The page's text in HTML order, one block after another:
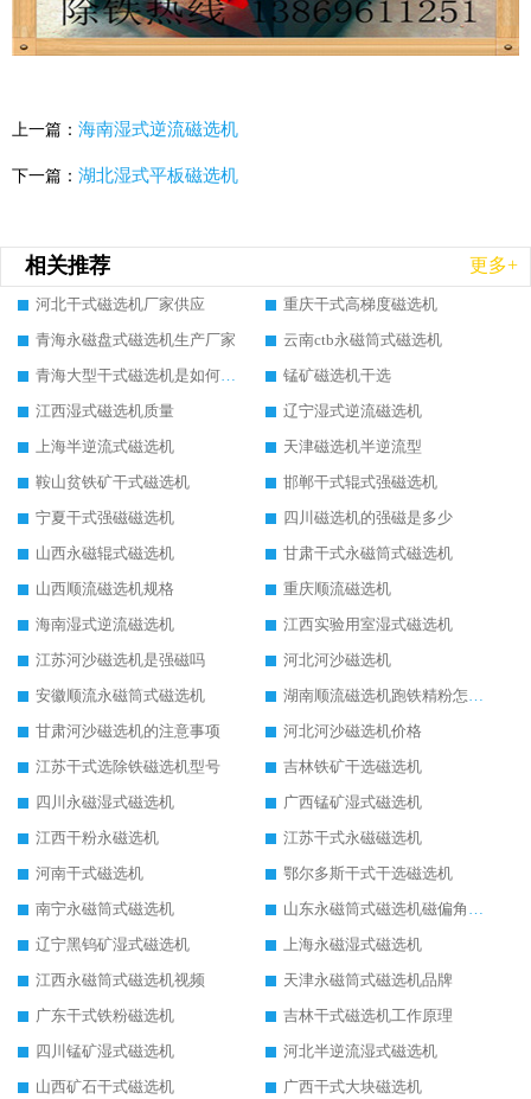
上一篇： 海南湿式逆流磁选机
下一篇： 湖北湿式平板磁选机
相关推荐 更多+
河北干式磁选机厂家供应
重庆干式高梯度磁选机
青海永磁盘式磁选机生产厂家
云南ctb永磁筒式磁选机
青海大型干式磁选机是如何选矿的
锰矿磁选机干选
江西湿式磁选机质量
辽宁湿式逆流磁选机
上海半逆流式磁选机
天津磁选机半逆流型
鞍山贫铁矿干式磁选机
邯郸干式辊式强磁选机
宁夏干式强磁磁选机
四川磁选机的强磁是多少
山西永磁辊式磁选机
甘肃干式永磁筒式磁选机
山西顺流磁选机规格
重庆顺流磁选机
海南湿式逆流磁选机
江西实验用室湿式磁选机
江苏河沙磁选机是强磁吗
河北河沙磁选机
安徽顺流永磁筒式磁选机
湖南顺流磁选机跑铁精粉怎么处理
甘肃河沙磁选机的注意事项
河北河沙磁选机价格
江苏干式选除铁磁选机型号
吉林铁矿干选磁选机
四川永磁湿式磁选机
广西锰矿湿式磁选机
江西干粉永磁选机
江苏干式永磁磁选机
河南干式磁选机
鄂尔多斯干式干选磁选机
南宁永磁筒式磁选机
山东永磁筒式磁选机磁偏角怎么调整
辽宁黑钨矿湿式磁选机
上海永磁湿式磁选机
江西永磁筒式磁选机视频
天津永磁筒式磁选机品牌
广东干式铁粉磁选机
吉林干式磁选机工作原理
四川锰矿湿式磁选机
河北半逆流湿式磁选机
山西矿石干式磁选机
广西干式大块磁选机